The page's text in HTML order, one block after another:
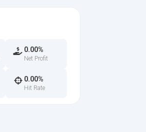
0.00%
Net Profit
0.00%
Hit Rate